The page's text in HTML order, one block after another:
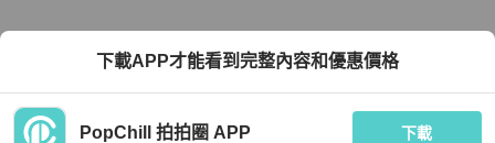
下載APP才能看到完整內容和優惠價格
PopChill 拍拍圈 APP 下載